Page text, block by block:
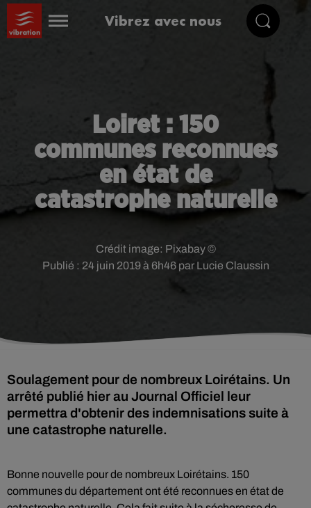
Vibrez avec nous
Loiret : 150
communes reconnues
en état de
catastrophe naturelle
Publié : 24 juin 2019 à 6h46 par Lucie Claussin
Crédit image: Pixabay ©
Soulagement pour de nombreux Loirétains. Un
arrêté publié hier au Journal Officiel leur
permettra d'obtenir des indemnisations suite à
une catastrophe naturelle.
Bonne nouvelle pour de nombreux Loirétains. 150
communes du département ont été reconnues en état de